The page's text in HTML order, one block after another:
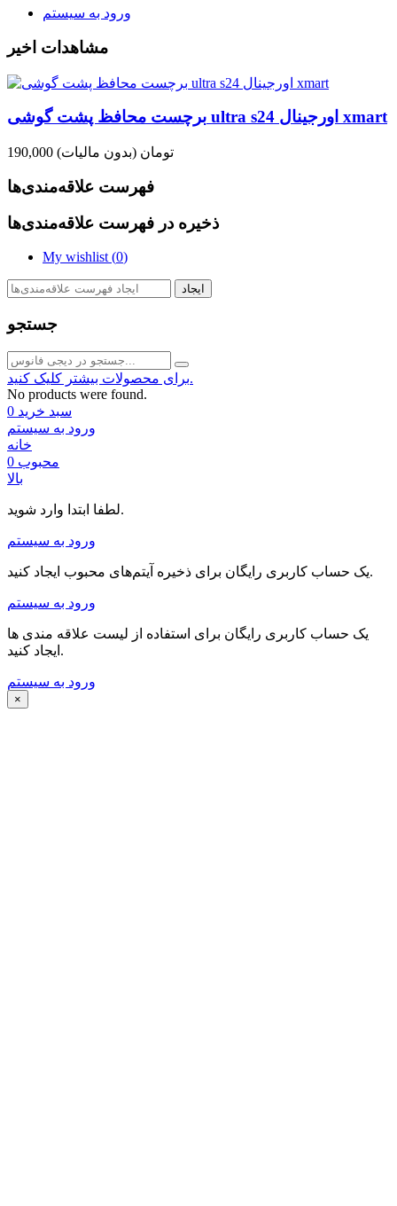
ورود به سیستم
مشاهدات اخیر
برچست محافظ پشت گوشی ultra s24 اورجینال xmart
190,000 تومان (بدون مالیات)
فهرست علاقه‌مندی‌ها
ذخیره در فهرست علاقه‌مندی‌ها
My wishlist (0)
ایجاد
جستجو
برای محصولات بیشتر کلیک کنید.
No products were found.
سبد خرید 0
ورود به سیستم
خانه
محبوب 0
بالا
لطفا ابتدا وارد شوید.
ورود به سیستم
یک حساب کاربری رایگان برای ذخیره آیتم‌های محبوب ایجاد کنید.
ورود به سیستم
یک حساب کاربری رایگان برای استفاده از لیست علاقه مندی ها
ایجاد کنید.
ورود به سیستم
×